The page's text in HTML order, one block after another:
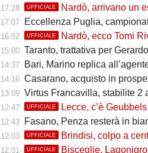
17:28 UFFICIALE Nardò, arrivano un
17:07 Eccellenza Puglia,
16:02 UFFICIALE Nardò, ecco Tomi Rivadero: il
15:00 Taranto, trattativa per Gerardo Di Gilio:
14:37 Bari, Marino replica all’agente di
14:16 Casarano, acquisto in
13:09 Virtus Francavilla, stabilite 2
12:47 UFFICIALE Lecce, c’è
12:43 Fasano, Penza resterà in
12:03 UFFICIALE Brindisi, colpo a
12:01 UFFICIALE Bisceglie,